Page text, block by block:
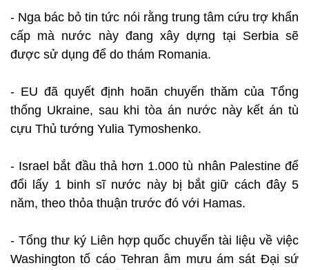
- Nga bác bỏ tin tức nói rằng trung tâm cứu trợ khẩn
cấp mà nước này đang xây dựng tại Serbia sẽ
được sử dụng để do thám Romania.
- EU đã quyết định hoãn chuyến thăm của Tổng
thống Ukraine, sau khi tòa án nước này kết án tù
cựu Thủ tướng Yulia Tymoshenko.
- Israel bắt đầu thả hơn 1.000 tù nhân Palestine để
đổi lấy 1 binh sĩ nước này bị bắt giữ cách đây 5
năm, theo thỏa thuận trước đó với Hamas.
- Tổng thư ký Liên hợp quốc chuyển tài liệu về việc
Washington tố cáo Tehran âm mưu ám sát Đại sứ